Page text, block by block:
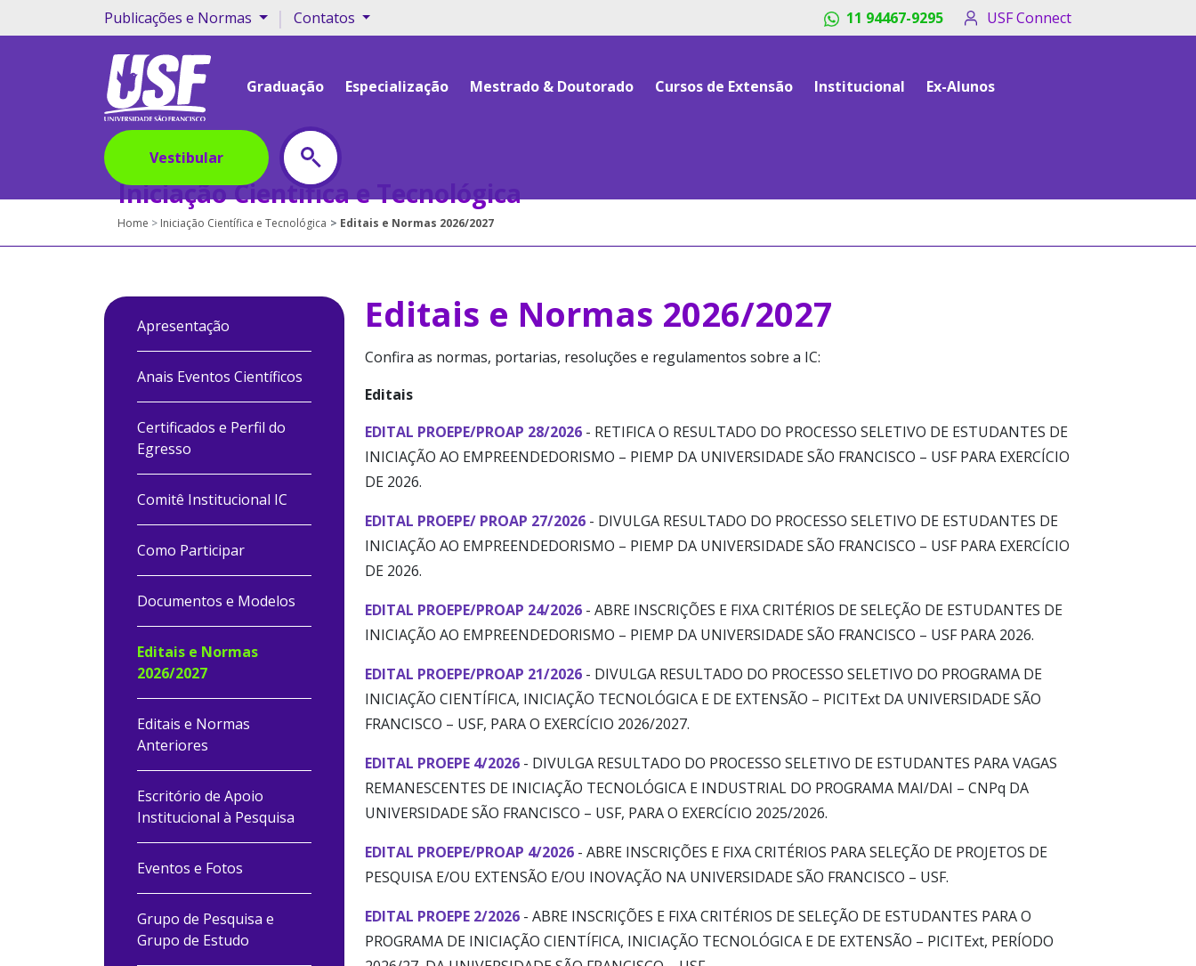
Publicações e Normas | Contatos 11 94467-9295 USF Connect
Graduação Especialização Mestrado & Doutorado Cursos de Extensão Institucional Ex-Alunos
Vestibular
Iniciação Científica e Tecnológica
Home Iniciação Científica e Tecnológica Editais e Normas 2026/2027
Apresentação
Anais Eventos Científicos
Certificados e Perfil do
Egresso
Comitê Institucional IC
Como Participar
Documentos e Modelos
Editais e Normas
2026/2027
Editais e Normas
Anteriores
Escritório de Apoio
Institucional à Pesquisa
Eventos e Fotos
Grupo de Pesquisa e
Grupo de Estudo
Editais e Normas 2026/2027
Confira as normas, portarias, resoluções e regulamentos sobre a IC:
Editais
EDITAL PROEPE/PROAP 28/2026- RETIFICA O RESULTADO DO PROCESSO SELETIVO DE ESTUDANTES DE
INICIAÇÃO AO EMPREENDEDORISMO – PIEMP DA UNIVERSIDADE SÃO FRANCISCO – USF PARA EXERCÍCIO
DE 2026.
EDITAL PROEPE/ PROAP 27/2026- DIVULGA RESULTADO DO PROCESSO SELETIVO DE ESTUDANTES DE
INICIAÇÃO AO EMPREENDEDORISMO – PIEMP DA UNIVERSIDADE SÃO FRANCISCO – USF PARA EXERCÍCIO
DE 2026.
EDITAL PROEPE/PROAP 24/2026- ABRE INSCRIÇÕES E FIXA CRITÉRIOS DE SELEÇÃO DE ESTUDANTES DE
INICIAÇÃO AO EMPREENDEDORISMO – PIEMP DA UNIVERSIDADE SÃO FRANCISCO – USF PARA 2026.
EDITAL PROEPE/PROAP 21/2026- DIVULGA RESULTADO DO PROCESSO SELETIVO DO PROGRAMA DE
INICIAÇÃO CIENTÍFICA, INICIAÇÃO TECNOLÓGICA E DE EXTENSÃO – PICITExt DA UNIVERSIDADE SÃO
FRANCISCO – USF, PARA O EXERCÍCIO 2026/2027.
EDITAL PROEPE 4/2026- DIVULGA RESULTADO DO PROCESSO SELETIVO DE ESTUDANTES PARA VAGAS
REMANESCENTES DE INICIAÇÃO TECNOLÓGICA E INDUSTRIAL DO PROGRAMA MAI/DAI – CNPq DA
UNIVERSIDADE SÃO FRANCISCO – USF, PARA O EXERCÍCIO 2025/2026.
EDITAL PROEPE/PROAP 4/2026- ABRE INSCRIÇÕES E FIXA CRITÉRIOS PARA SELEÇÃO DE PROJETOS DE
PESQUISA E/OU EXTENSÃO E/OU INOVAÇÃO NA UNIVERSIDADE SÃO FRANCISCO – USF.
EDITAL PROEPE 2/2026- ABRE INSCRIÇÕES E FIXA CRITÉRIOS DE SELEÇÃO DE ESTUDANTES PARA O
PROGRAMA DE INICIAÇÃO CIENTÍFICA, INICIAÇÃO TECNOLÓGICA E DE EXTENSÃO – PICITExt, PERÍODO